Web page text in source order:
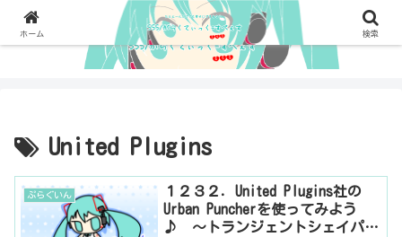
United Plugins
ぷらぐいん
１２３２．United Plugins社の
Urban Puncherを使ってみよう
♪ ～トランジェントシェイパー
ホーム 検索